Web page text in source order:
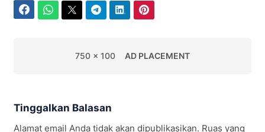
750 x 100 AD PLACEMENT
Tinggalkan Balasan
Alamat email Anda tidak akan dipublikasikan. Ruas yang